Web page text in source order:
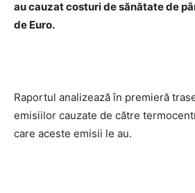
au cauzat costuri de sănătate de
de Euro.
Raportul analizează în premieră
emisiilor cauzate de către
care aceste emisii le au.